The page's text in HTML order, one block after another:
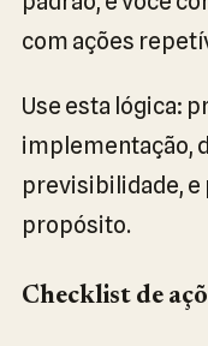
com ações
Use esta lógica:
implementação,
previsibilidade, e
propósito.
Checklist de